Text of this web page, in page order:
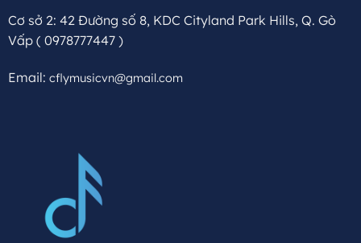
Cơ sở 2: 42 Đường số 8, KDC Cityland Park Hills, Q. Gò
Vấp( 0978777447 )
Email: cflymusicvn@gmail.com